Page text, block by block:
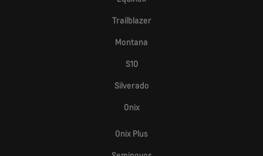
Trailblazer
Montana
S10
Silverado
Onix
Onix Plus